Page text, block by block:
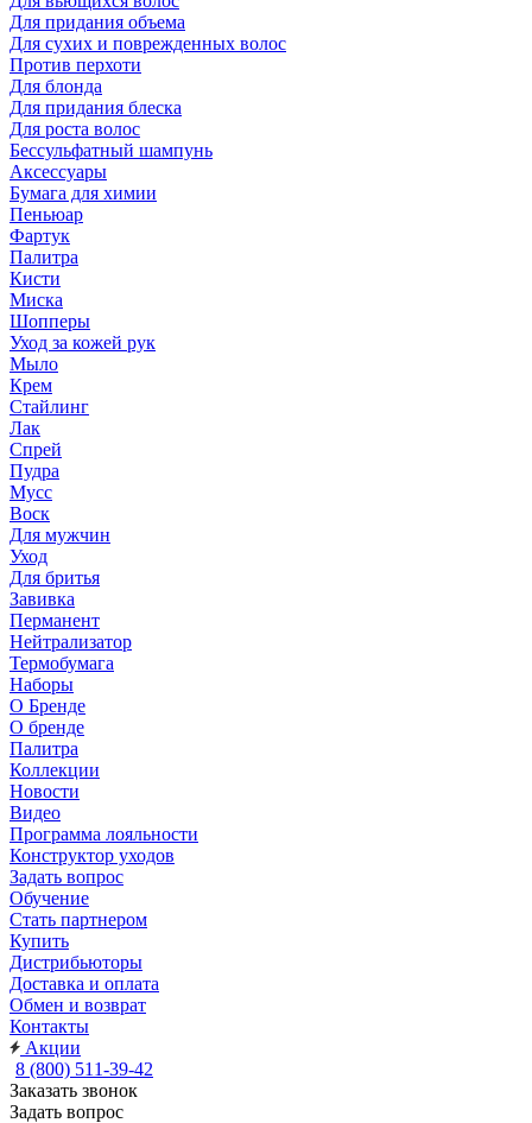
Для придания объема
Для сухих и поврежденных волос
Против перхоти
Для блонда
Для придания блеска
Для роста волос
Бессульфатный шампунь
Аксессуары
Бумага для химии
Пеньюар
Фартук
Палитра
Кисти
Миска
Шопперы
Уход за кожей рук
Мыло
Крем
Стайлинг
Лак
Спрей
Пудра
Мусс
Воск
Для мужчин
Уход
Для бритья
Завивка
Перманент
Нейтрализатор
Термобумага
Наборы
О Бренде
О бренде
Палитра
Коллекции
Новости
Видео
Программа лояльности
Конструктор уходов
Задать вопрос
Обучение
Стать партнером
Купить
Дистрибьюторы
Доставка и оплата
Обмен и возврат
Контакты
Акции
8 (800) 511-39-42
Заказать звонок
Задать вопрос